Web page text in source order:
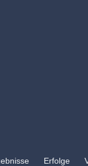
Erfolge